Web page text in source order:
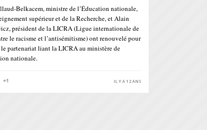
Belkacem, ministre de l’Éducation nationale,
supérieur et de la Recherche, et Alain
président de la LICRA (Ligue internationale de
le racisme et l’antisémitisme) ont renouvelé pour
partenariat liant la LICRA au ministère de
nationale.
IL Y A 12 ANS